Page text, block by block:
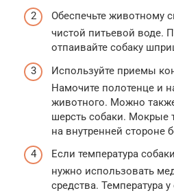
Обеспечьте животному
чистой питьевой воде.
отпаивайте собаку
Используйте приемы
Намочите полотенце и
животного. Можно
шерсть собаки. Мокрые
на внутренней стороне
Если температура
нужно использовать
средства. Температура